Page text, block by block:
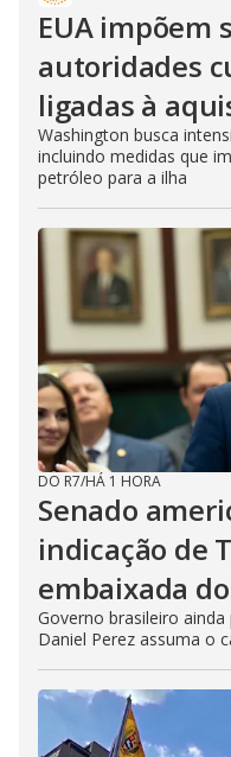
EUA impõem
autoridades
ligadas à
Washington busca
incluindo medidas que
petróleo para a ilha
DO R7/HÁ 1 HORA
Senado
indicação de
embaixada
Governo brasileiro
Daniel Perez assuma o